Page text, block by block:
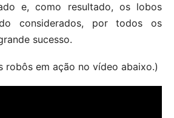
e, como resultado, os lobos
considerados, por todos os
sucesso.
robôs em ação no vídeo abaixo.)